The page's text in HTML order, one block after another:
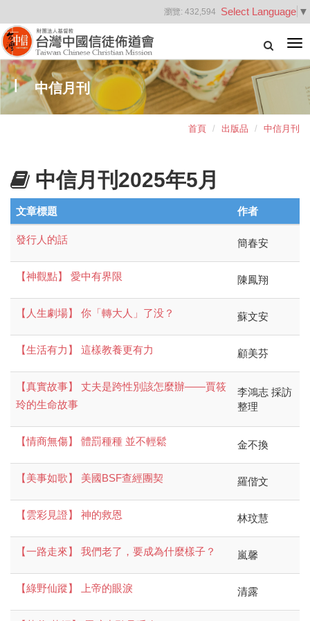
Select Language ▼
瀏覽: 432,594
中信月刊
首頁 出版品 中信月刊
中信月刊2025年5月
文章標題 作者
發行人的話 簡春安
【神觀點】 愛中有界限 陳鳳翔
【人生劇場】 你「轉大人」了没？ 蘇文安
【生活有力】 這樣教養更有力 顧美芬
【真實故事】 丈夫是跨性別該怎麼辦——賈筱
玲的生命故事
李鴻志 採訪
整理
【情商無傷】 體罰種種 並不輕鬆 金不換
【美事如歌】 美國BSF查經團契 羅偕文
【雲彩見證】 神的救恩 林玟慧
【一路走來】 我們老了，要成為什麼樣子？ 嵐馨
【綠野仙蹤】 上帝的眼淚 清露